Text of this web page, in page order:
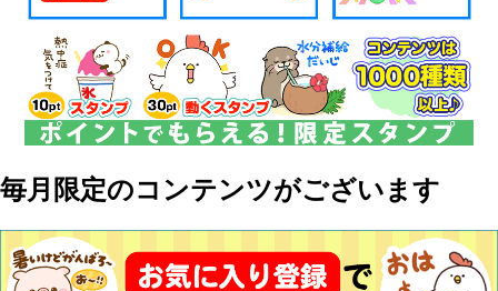
毎月限定のコンテンツがございます